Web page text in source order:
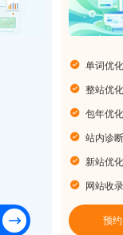
单词优化
整站优化
包年优化
站内诊断
新站优化
网站收录
预